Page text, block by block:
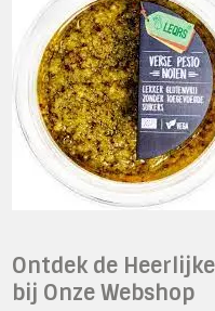
Ontdek de
bij Onze Webshop